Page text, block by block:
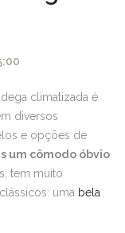
climatizada é
diversos
e opções de
um cômodo óbvio
tem muito
uma bela